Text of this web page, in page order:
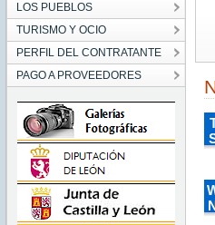
LOS PUEBLOS
TURISMO Y OCIO
PERFIL DEL CONTRATANTE
PAGO A PROVEEDORES